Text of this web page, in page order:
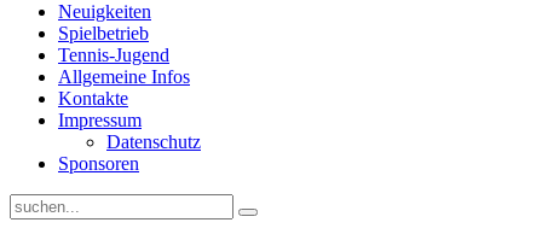
Neuigkeiten
Spielbetrieb
Tennis-Jugend
Allgemeine Infos
Kontakte
Impressum
Datenschutz
Sponsoren